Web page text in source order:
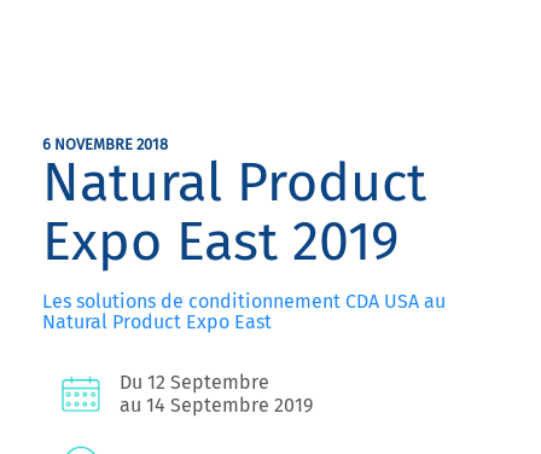
6 NOVEMBRE 2018
Natural Product
Expo East 2019
Les solutions de conditionnement CDA USA au
Natural Product Expo East
Du 12 Septembre
au 14 Septembre 2019